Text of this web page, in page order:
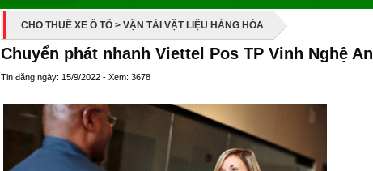
CHO THUÊ XE Ô TÔ > VẬN TẢI VẬT LIỆU HÀNG HÓA
Chuyển phát nhanh Viettel Pos TP Vinh Nghệ An
Tin đăng ngày: 15/9/2022 - Xem: 3678